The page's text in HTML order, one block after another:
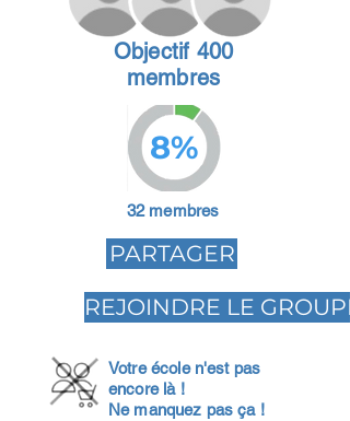
Objectif 400
membres
8%
32 membres
PARTAGER
REJOINDRE LE GROUPE
Votre école n'est pas
encore là !
Ne manquez pas ça !